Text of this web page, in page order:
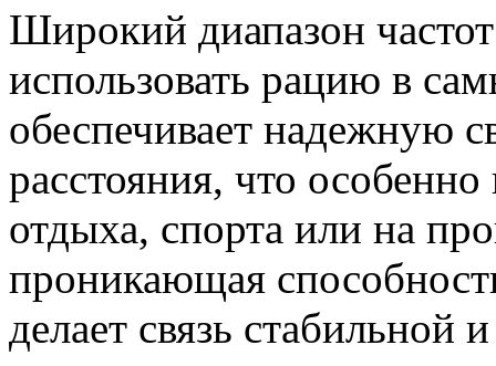
Широкий диапазон
использовать рацию в
обеспечивает надежную
расстояния, что
отдыха, спорта или на
проникающая
делает связь стабильной